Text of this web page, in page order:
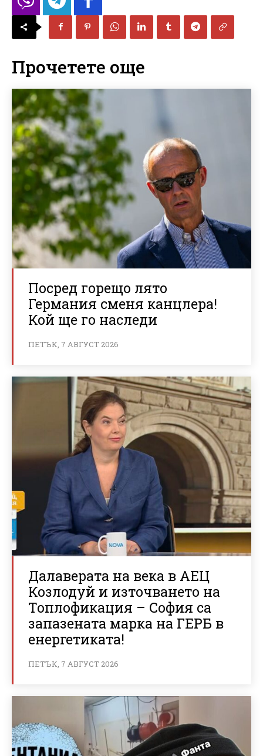
Прочетете още
Посред горещо лято
Германия сменя канцлера!
Кой ще го наследи
ПЕТЪК, 7 АВГУСТ 2026
Далаверата на века в АЕЦ
Козлодуй и източването на
Топлофикация – София са
запазената марка на ГЕРБ в
енергетиката!
ПЕТЪК, 7 АВГУСТ 2026